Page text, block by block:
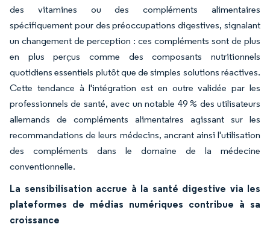
des vitamines ou des compléments alimentaires
spécifiquement pour des préoccupations digestives, signalant
un changement de perception : ces compléments sont de plus
en plus perçus comme des composants nutritionnels
quotidiens essentiels plutôt que de simples solutions réactives.
Cette tendance à l'intégration est en outre validée par les
professionnels de santé, avec un notable 49 % des utilisateurs
allemands de compléments alimentaires agissant sur les
recommandations de leurs médecins, ancrant ainsi l'utilisation
des compléments dans le domaine de la médecine
conventionnelle.
La sensibilisation accrue à la santé digestive via les
plateformes de médias numériques contribue à sa
croissance